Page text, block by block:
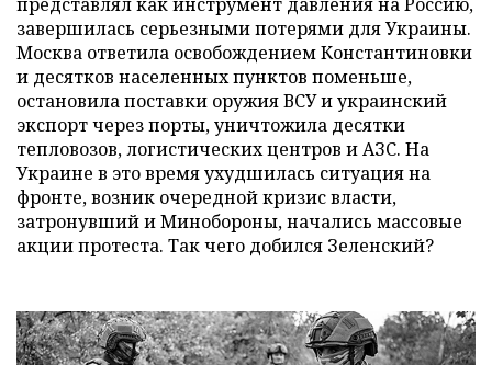
завершилась серьезными потерями для Украины.
Москва ответила освобождением Константиновки
и десятков населенных пунктов поменьше,
остановила поставки оружия ВСУ и украинский
экспорт через порты, уничтожила десятки
тепловозов, логистических центров и АЗС. На
Украине в это время ухудшилась ситуация на
фронте, возник очередной кризис власти,
затронувший и Минобороны, начались массовые
акции протеста. Так чего добился Зеленский?